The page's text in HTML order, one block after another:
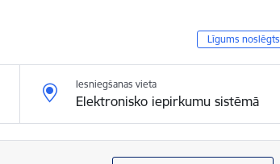
Līgums noslēgts
Iesniegšanas vieta
Elektronisko iepirkumu sistēmā